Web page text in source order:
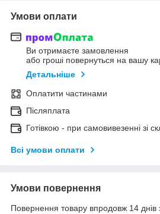
Умови оплати
Ви отримаєте замовлення
або гроші повернуться на вашу
Детальніше
Оплатити частинами
Післяплата
Готівкою - при самовивезенні зі
Всі умови оплати
Умови повернення
Повернення товару впродовж 14 днів